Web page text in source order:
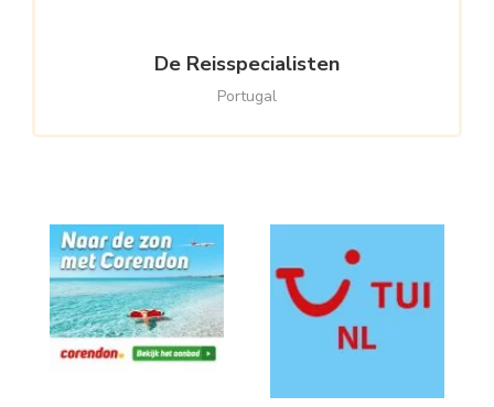
De Reisspecialisten
Portugal